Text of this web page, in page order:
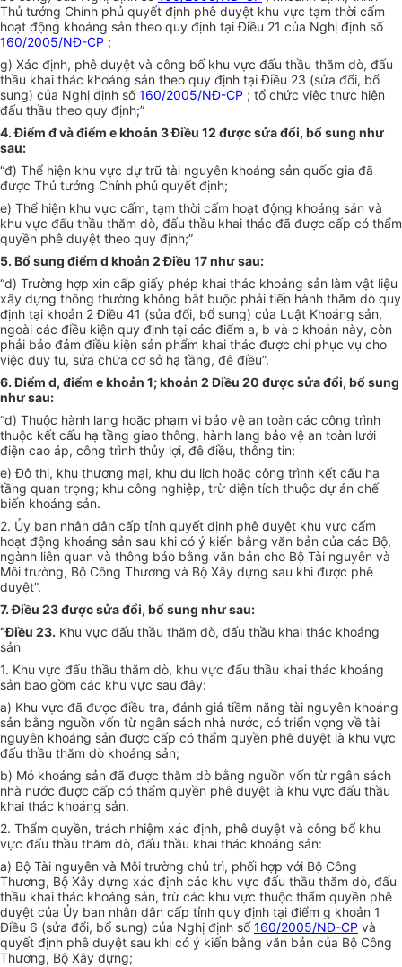
Thủ tướng Chính phủ quyết định phê duyệt khu vực tạm thời cấm
hoạt động khoáng sản theo quy định tại Điều 21 của Nghị định số
160/2005/NĐ-CP ;
g) Xác định, phê duyệt và công bố khu vực đấu thầu thăm dò, đấu
thầu khai thác khoáng sản theo quy định tại Điều 23 (sửa đổi, bổ
sung) của Nghị định số160/2005/NĐ-CP ; tổ chức việc thực hiện
đấu thầu theo quy định;”
4. Điểm đ và điểm e khoản 3 Điều 12 được sửa đổi, bổ sung như
sau:
“đ) Thể hiện khu vực dự trữ tài nguyên khoáng sản quốc gia đã
được Thủ tướng Chính phủ quyết định;
e) Thể hiện khu vực cấm, tạm thời cấm hoạt động khoáng sản và
khu vực đấu thầu thăm dò, đấu thầu khai thác đã được cấp có thẩm
quyền phê duyệt theo quy định;”
5. Bổ sung điểm d khoản 2 Điều 17 như sau:
“d) Trường hợp xin cấp giấy phép khai thác khoáng sản làm vật liệu
xây dựng thông thường không bắt buộc phải tiến hành thăm dò quy
định tại khoản 2 Điều 41 (sửa đổi, bổ sung) của Luật Khoáng sản,
ngoài các điều kiện quy định tại các điểm a, b và c khoản này, còn
phải bảo đảm điều kiện sản phẩm khai thác được chỉ phục vụ cho
việc duy tu, sửa chữa cơ sở hạ tầng, đê điều”.
6. Điểm d, điểm e khoản 1; khoản 2 Điều 20 được sửa đổi, bổ sung
như sau:
“d) Thuộc hành lang hoặc phạm vi bảo vệ an toàn các công trình
thuộc kết cấu hạ tầng giao thông, hành lang bảo vệ an toàn lưới
điện cao áp, công trình thủy lợi, đê điều, thông tin;
e) Đô thị, khu thương mại, khu du lịch hoặc công trình kết cấu hạ
tầng quan trọng; khu công nghiệp, trừ diện tích thuộc dự án chế
biến khoáng sản.
2. Ủy ban nhân dân cấp tỉnh quyết định phê duyệt khu vực cấm
hoạt động khoáng sản sau khi có ý kiến bằng văn bản của các Bộ,
ngành liên quan và thông báo bằng văn bản cho Bộ Tài nguyên và
Môi trường, Bộ Công Thương và Bộ Xây dựng sau khi được phê
duyệt”.
7. Điều 23 được sửa đổi, bổ sung như sau:
“Điều 23. Khu vực đấu thầu thăm dò, đấu thầu khai thác khoáng
sản
1. Khu vực đấu thầu thăm dò, khu vực đấu thầu khai thác khoáng
sản bao gồm các khu vực sau đây:
a) Khu vực đã được điều tra, đánh giá tiềm năng tài nguyên khoáng
sản bằng nguồn vốn từ ngân sách nhà nước, có triển vọng về tài
nguyên khoáng sản được cấp có thẩm quyền phê duyệt là khu vực
đấu thầu thăm dò khoáng sản;
b) Mỏ khoáng sản đã được thăm dò bằng nguồn vốn từ ngân sách
nhà nước được cấp có thẩm quyền phê duyệt là khu vực đấu thầu
khai thác khoáng sản.
2. Thẩm quyền, trách nhiệm xác định, phê duyệt và công bố khu
vực đấu thầu thăm dò, đấu thầu khai thác khoáng sản:
a) Bộ Tài nguyên và Môi trường chủ trì, phối hợp với Bộ Công
Thương, Bộ Xây dựng xác định các khu vực đấu thầu thăm dò, đấu
thầu khai thác khoáng sản, trừ các khu vực thuộc thẩm quyền phê
duyệt của Ủy ban nhân dân cấp tỉnh quy định tại điểm g khoản 1
Điều 6 (sửa đổi, bổ sung) của Nghị định số160/2005/NĐ-CP và
quyết định phê duyệt sau khi có ý kiến bằng văn bản của Bộ Công
Thương, Bộ Xây dựng;